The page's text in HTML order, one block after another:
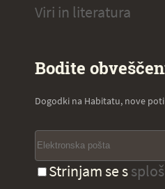
Viri in literatura
Bodite
Dogodki na Habitatu, nove
Strinjam se s